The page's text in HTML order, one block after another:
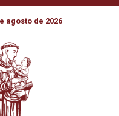
agosto de 2026
DISSE
SE